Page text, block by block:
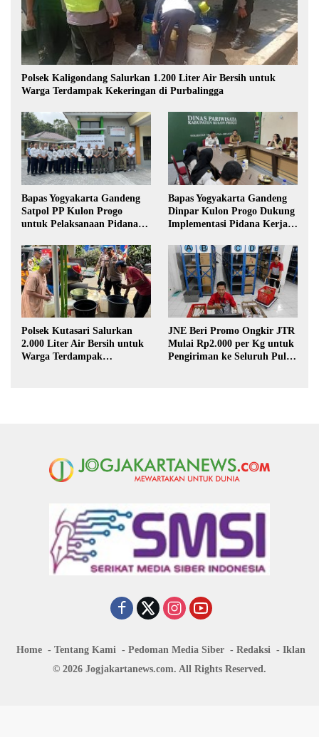
Polsek Kaligondang Salurkan 1.200 Liter Air Bersih untuk
Warga Terdampak Kekeringan di Purbalingga
Bapas Yogyakarta Gandeng
Satpol PP Kulon Progo
untuk Pelaksanaan Pidana
Bapas Yogyakarta Gandeng
Dinpar Kulon Progo Dukung
Implementasi Pidana Kerja
Polsek Kutasari Salurkan
2.000 Liter Air Bersih untuk
Warga Terdampak
JNE Beri Promo Ongkir JTR
Mulai Rp2.000 per Kg untuk
Pengiriman ke Seluruh Pulau
Home Tentang Kami Pedoman Media Siber Redaksi
Iklan
© 2026 Jogjakartanews.com. All Rights Reserved.